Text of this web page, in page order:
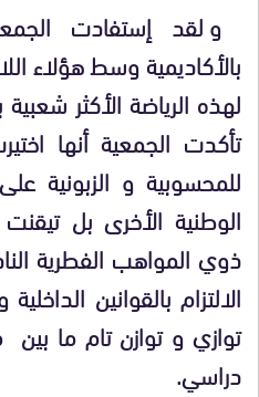
و لقد إستفادت
بالأكاديمية وسط هؤلاء
لهذه الرياضة الأكثر
تأكدت الجمعية أنها
للمحسوبية و الزبونية
الوطنية الأخرى بل
ذوي المواهب الفطرية
الالتزام بالقوانين
توازي و توازن تام ما
دراسي.